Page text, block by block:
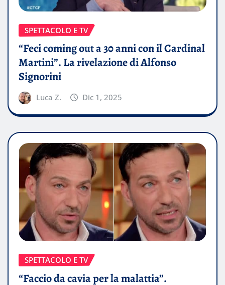
SPETTACOLO E TV
“Feci coming out a 30 anni con il Cardinal
Martini”. La rivelazione di Alfonso
Signorini
Luca Z. Dic 1, 2025
SPETTACOLO E TV
“Faccio da cavia per la malattia”.